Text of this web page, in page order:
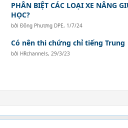
PHÂN BIỆT CÁC LOẠI XE NÂNG
HỌC?
bởi Đông Phương DPE, 1/7/24
Có nên thi chứng chỉ tiếng Trung
bởi HRchannels, 29/3/23